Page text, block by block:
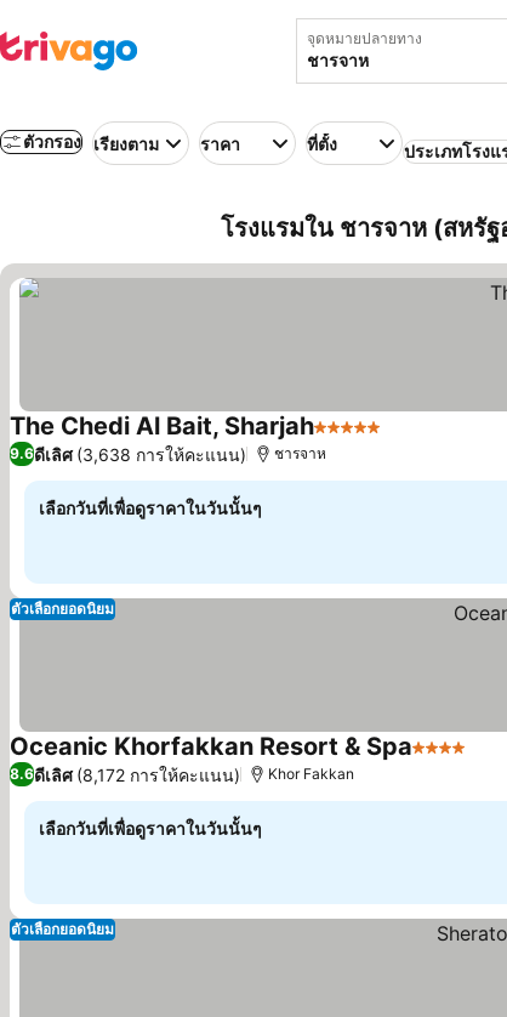
จุดหมายปลายทาง
ตัวกรอง เรียงตาม ราคา ที่ตั้ง ประเภทโรงแ
โรงแรมใน ชารจาห (สหรัฐ
The Chedi Al Bait, Sharjah5 ดาว
9.6ดีเลิศ (3,638 การให้คะแนน) ชารจาห
เลือกวันที่เพื่อดูราคาในวันนั้นๆ
ตัวเลือกยอดนิยม
Oceanic Khorfakkan Resort & Spa4 ดาว
8.6ดีเลิศ (8,172 การให้คะแนน) Khor Fakkan
เลือกวันที่เพื่อดูราคาในวันนั้นๆ
ตัวเลือกยอดนิยม